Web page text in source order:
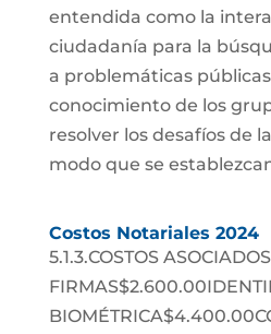
entendida como la
ciudadanía para la
a problemáticas
conocimiento de los
resolver los desafíos de
modo que se
Costos Notariales 2024
5.1.3.COSTOS